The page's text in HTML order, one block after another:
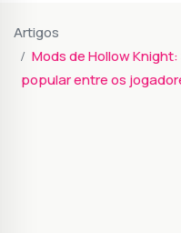
Artigos
Mods de Hollow
popular entre os